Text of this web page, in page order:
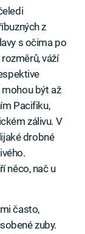
z
s očima po
váží
být až
Pacifiku,
zálivu. V
drobné
něco, nač u
často,
zuby.